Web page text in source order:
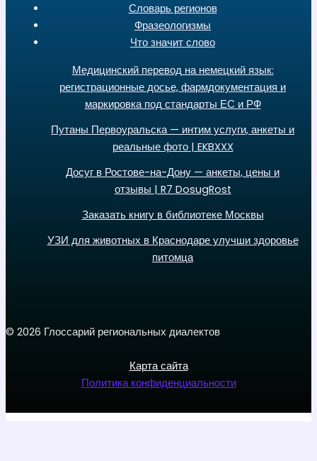
Словарь регионов
Фразеологизмы
Что значит слово
Медицинский перевод на немецкий язык:
регистрационные досье, фармдокументация и
маркировка под стандарты ЕС и РФ
Путаны Первоуральска — интим услуги, анкеты и
реальные фото | EKBXXX
Досуг в Ростове-на-Дону — анкеты, цены и
отзывы | R7 DosugRost
Заказать книгу в библиотеке Москвы
УЗИ для животных в Краснодаре улучши здоровье
питомца
© 2026 Глоссарий региональных диалектов
Карта сайта
Политика конфиденциальности